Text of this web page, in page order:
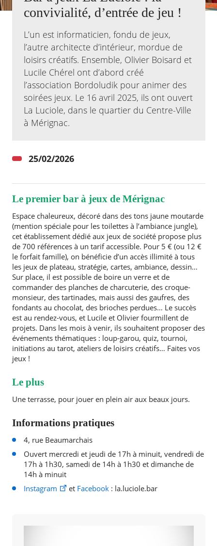
alertes
Actualités
Kiosque
Espace de services en ligne
Facebook
X Instagram
YoutubeLinkedin
RECHERCHER ...
convivialité, d’entrée de jeu !
L’un est informaticien, fondu de jeux,
l’autre architecte d’intérieur, mordue de
loisirs créatifs. Ensemble, Olivier Boisard et
Lucile Chérel ont d’abord créé
l’association Bordoludik pour animer des
soirées jeux. Le 16 avril 2025, ils ont ouvert
La Luciole, dans le quartier du Centre-Ville
à Mérignac.
25/02/2026
Le premier bar à jeux de Mérignac
Espace chaleureux, décoré dans des tons jaune moutarde
(mention spéciale pour les toilettes à l’ambiance jungle),
cet établissement dédié aux jeux de société propose plus
de 700 références à un tarif accessible. Pour 5 € (ou 12 €
le forfait famille), on bénéficie d’un accès illimité à tous
les jeux de plateau, stratégie, cartes, ambiance, dessin…
Sur place, il est possible de boire un verre et de
commander des planches de charcuterie, des croque-
monsieur, des tartinades, mais aussi des gaufres, des
fondants au chocolat, des brioches perdues… Le succès
est au rendez-vous, et Lucile et Olivier fourmillent de
projets. Dans les mois à venir, ils souhaitent proposer des
événements thématiques : loup-garou, quiz, tournoi,
initiations au tarot, ateliers de loisirs créatifs… Faites vos
jeux !
Le plus
Une terrasse, pour jouer en plein air aux beaux jours.
Informations pratiques
4, rue Beaumarchais
Ouvert mercredi et jeudi de 17h à minuit, vendredi de
17h à 1h30, samedi de 14h à 1h30 et dimanche de
14h à minuit
Instagram
et Facebook: la.luciole.bar